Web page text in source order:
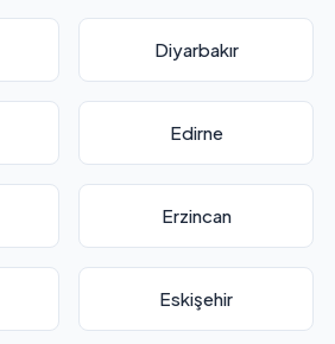
Diyarbakır
Edirne
Erzincan
Eskişehir